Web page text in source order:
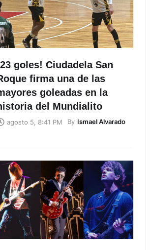
goles! Ciudadela San
firma una de las
goleadas en la
del Mundialito
agosto 5, 8:41 PM By Ismael Alvarado